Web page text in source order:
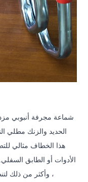
شماعة مجرفة أنبوبي
الحديد والزنك مطلي
هذا الخطاف مثالي
الأدوات أو الطابق
، وأكثر من ذلك